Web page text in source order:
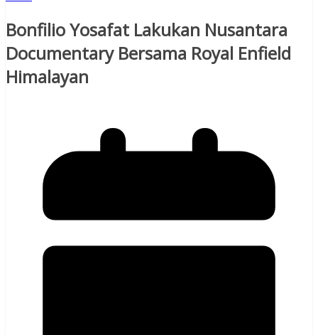
Bonfilio Yosafat Lakukan Nusantara
Documentary Bersama Royal Enfield
Himalayan